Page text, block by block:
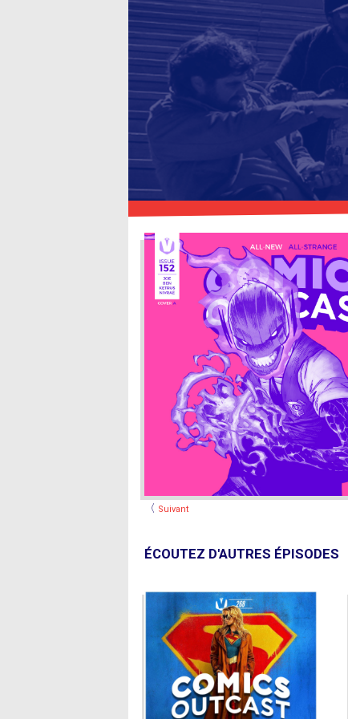
〈 Suivant
ÉCOUTEZ D'AUTRES ÉPISODES